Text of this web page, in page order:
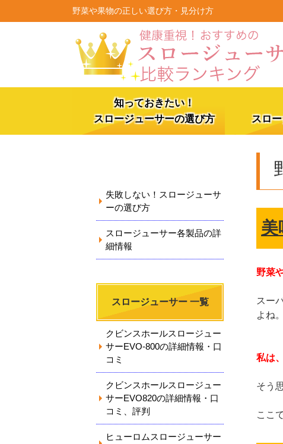
野菜や果物の正しい選び方・見分け方
知っておきたい！
スロージューサーの選び方
スロ
美
野菜
スー
よね。
私は
そう
ここ
失敗しない！スロージューサ
ーの選び方
スロージューサー各製品の詳
細情報
スロージューサー 一覧
クビンスホールスロージュー
サーEVO-800の詳細情報・口
コミ
クビンスホールスロージュー
サーEVO820の詳細情報・口
コミ、評判
ヒューロムスロージューサー